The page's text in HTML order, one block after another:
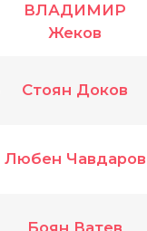
ВЛАДИМИР
Жеков
Стоян Доков
Любен Чавдаров
Боян Ватев